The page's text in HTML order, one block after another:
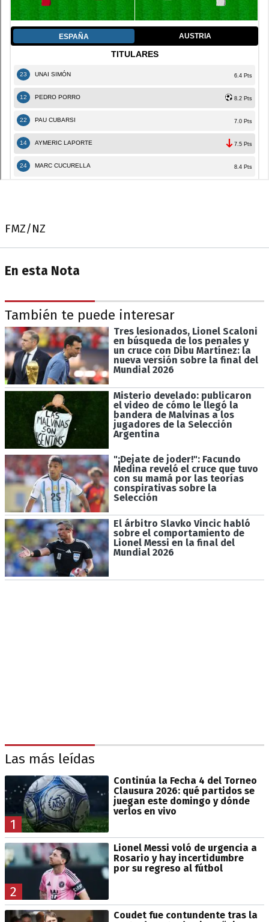
FMZ/NZ
En esta Nota
También te puede interesar
Tres lesionados, Lionel Scaloni
en búsqueda de los penales y
un cruce con Dibu Martínez: la
nueva versión sobre la final del
Mundial 2026
Misterio develado: publicaron
el video de cómo le llegó la
bandera de Malvinas a los
jugadores de la Selección
Argentina
"¡Dejate de joder!": Facundo
Medina reveló el cruce que tuvo
con su mamá por las teorías
conspirativas sobre la
Selección
El árbitro Slavko Vincic habló
sobre el comportamiento de
Lionel Messi en la final del
Mundial 2026
Las más leídas
1
Continúa la Fecha 4 del Torneo
Clausura 2026: qué partidos se
juegan este domingo y dónde
verlos en vivo
2
Lionel Messi voló de urgencia a
Rosario y hay incertidumbre
por su regreso al fútbol
Coudet fue contundente tras la